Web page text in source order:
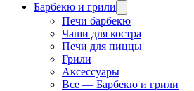
Барбекю и грили
Печи барбекю
Чаши для костра
Печи для пиццы
Грили
Аксессуары
Все — Барбекю и грили